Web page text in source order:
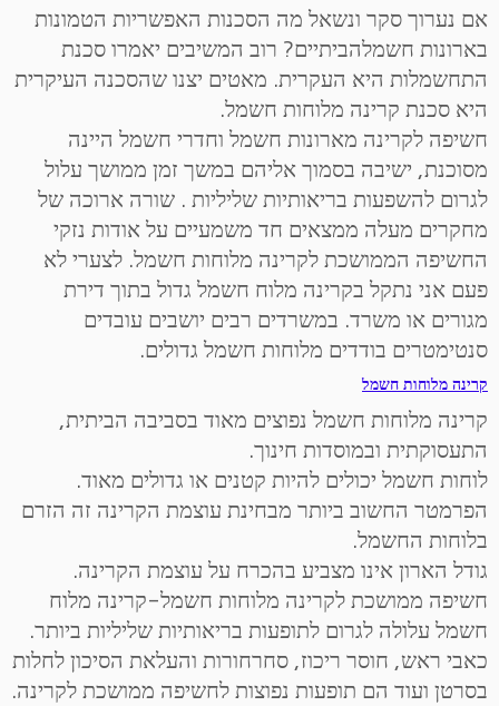
אם נערוך סקר ונשאל מה הסכנות האפשריות הטמונות
בארונות חשמלהביתיים? רוב המשיבים יאמרו סכנת
התחשמלות היא העקרית. מאטים יצנו שהסכנה העיקרית
היא סכנת קרינה מלוחות חשמל.
חשיפה לקרינה מארונות חשמל וחדרי חשמל היינה
מסוכנת, ישיבה בסמוך אליהם במשך זמן ממושך עלול
לגרום להשפעות בריאותיות שליליות . שורה ארוכה של
מחקרים מעלה ממצאים חד משמעיים על אודות נזקי
החשיפה הממושכת לקרינה מלוחות חשמל. לצערי לא
פעם אני נתקל בקרינה מלוח חשמל גדול בתוך דירת
מגורים או משרד. במשרדים רבים יושבים עובדים
סנטימטרים בודדים מלוחות חשמל גדולים.
קרינה מלוחות חשמל
קרינה מלוחות חשמל נפוצים מאוד בסביבה הביתית,
התעסוקתית ובמוסדות חינוך.
לוחות חשמל יכולים להיות קטנים או גדולים מאוד.
הפרמטר החשוב ביותר מבחינת עוצמת הקרינה זה הזרם
בלוחות החשמל.
גודל הארון אינו מצביע בהכרח על עוצמת הקרינה.
חשיפה ממושכת לקרינה מלוחות חשמל-קרינה מלוח
חשמל עלולה לגרום לתופעות בריאותיות שליליות ביותר.
כאבי ראש, חוסר ריכוז, סחרחורות והעלאת הסיכון לחלות
בסרטן ועוד הם תופעות נפוצות לחשיפה ממושכת לקרינה.